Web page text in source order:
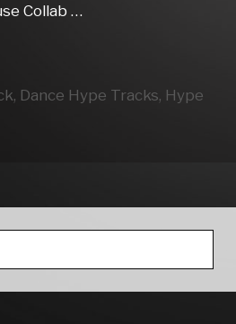
Collab …
, Dance Hype Tracks, Hype